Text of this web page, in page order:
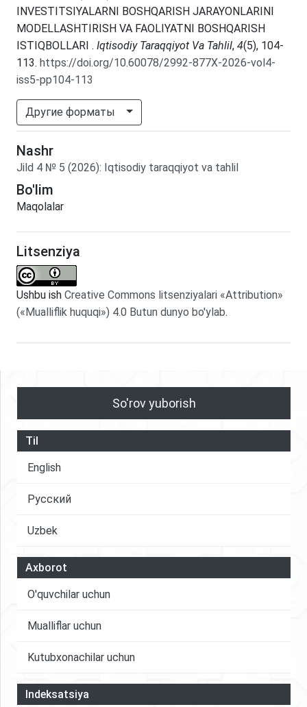
INVESTITSIYALARNI BOSHQARISH JARAYONLARINI
MODELLASHTIRISH VA FAOLIYATNI BOSHQARISH
ISTIQBOLLARI . Iqtisodiy Taraqqiyot Va Tahlil, 4(5), 104-
113. https://doi.org/10.60078/2992-877X-2026-vol4-
iss5-pp104-113
Другие форматы
Nashr
Jild 4 № 5 (2026): Iqtisodiy taraqqiyot va tahlil
Bo'lim
Maqolalar
Litsenziya
Ushbu ish Creative Commons litsenziyalari «Attribution»
(«Mualliflik huquqi») 4.0 Butun dunyo bo'ylab.
So'rov yuborish
Til
English
Русский
Uzbek
Axborot
O'quvchilar uchun
Mualliflar uchun
Kutubxonachilar uchun
Indeksatsiya